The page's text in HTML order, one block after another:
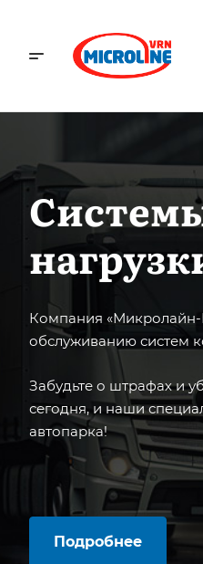
Компания «Микролайн-
обслуживанию систем
Забудьте о штрафах и
сегодня, и наши
автопарка!
Подробнее